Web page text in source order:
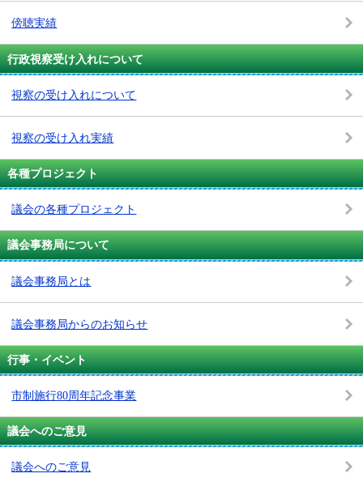
傍聴実績
行政視察受け入れについて
視察の受け入れについて
視察の受け入れ実績
各種プロジェクト
議会の各種プロジェクト
議会事務局について
議会事務局とは
議会事務局からのお知らせ
行事・イベント
市制施行80周年記念事業
議会へのご意見
議会へのご意見